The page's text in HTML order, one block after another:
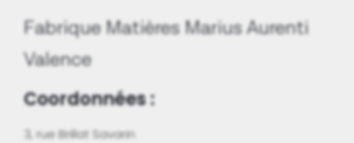
Fabrique Matières Marius Aurenti
Valence
Coordonnées :
3, rue Brillat Savarin